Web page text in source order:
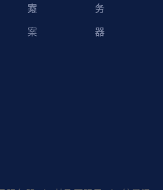
案
方
案
务
器
务
器